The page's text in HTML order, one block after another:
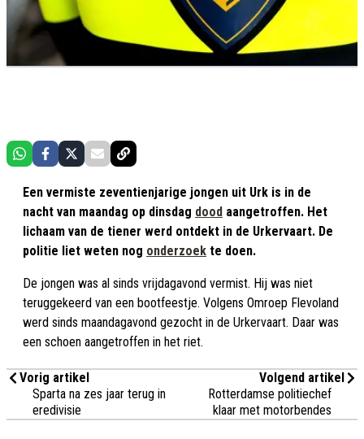
Een vermiste zeventienjarige jongen uit Urk is in de
nacht van maandag op dinsdag dood aangetroffen. Het
lichaam van de tiener werd ontdekt in de Urkervaart. De
politie liet weten nog onderzoek te doen.
De jongen was al sinds vrijdagavond vermist. Hij was niet
teruggekeerd van een bootfeestje. Volgens Omroep Flevoland
werd sinds maandagavond gezocht in de Urkervaart. Daar was
een schoen aangetroffen in het riet.
Vorig artikel
Sparta na zes jaar terug in
eredivisie
Volgend artikel
Rotterdamse politiechef
klaar met motorbendes